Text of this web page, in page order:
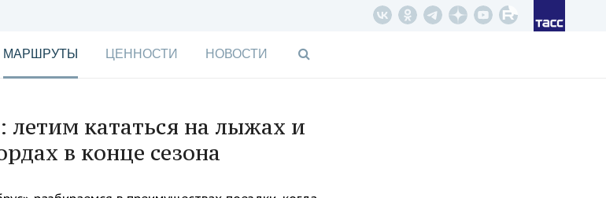
МАРШРУТЫ ЦЕННОСТИ НОВОСТИ
летим кататься на лыжах и
в конце сезона